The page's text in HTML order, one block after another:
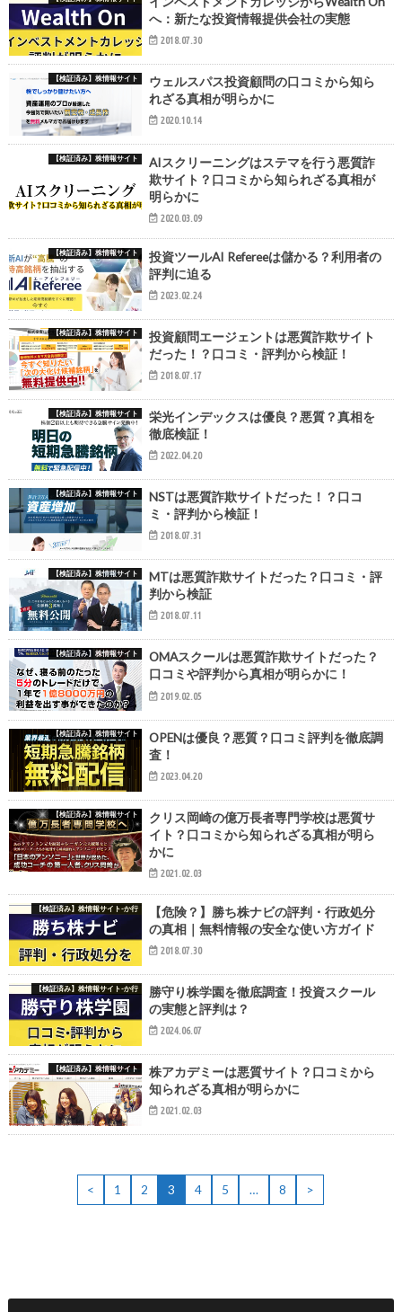
へ：新たな投資情報提供会社の実態
2018.07.30
【検証済み】株情報サイト
ウェルスパス投資顧問の口コミから知ら
れざる真相が明らかに
2020.10.14
【検証済み】株情報サイト
AIスクリーニングはステマを行う悪質詐
欺サイト？口コミから知られざる真相が
明らかに
2020.03.09
【検証済み】株情報サイト
投資ツールAI Refereeは儲かる？利用者の
評判に迫る
2023.02.24
【検証済み】株情報サイト
投資顧問エージェントは悪質詐欺サイト
だった！？口コミ・評判から検証！
2018.07.17
【検証済み】株情報サイト
栄光インデックスは優良？悪質？真相を
徹底検証！
2022.04.20
【検証済み】株情報サイト
NSTは悪質詐欺サイトだった！？口コ
ミ・評判から検証！
2018.07.31
【検証済み】株情報サイト
MTは悪質詐欺サイトだった？口コミ・評
判から検証
2018.07.11
【検証済み】株情報サイト
OMAスクールは悪質詐欺サイトだった？
口コミや評判から真相が明らかに！
2019.02.05
【検証済み】株情報サイト
OPENは優良？悪質？口コミ評判を徹底調
査！
2023.04.20
【検証済み】株情報サイト
クリス岡崎の億万長者専門学校は悪質サ
イト？口コミから知られざる真相が明ら
かに
2021.02.03
【検証済み】株情報サイト-か行
【危険？】勝ち株ナビの評判・行政処分
の真相｜無料情報の安全な使い方ガイド
2018.07.30
【検証済み】株情報サイト-か行
勝守り株学園を徹底調査！投資スクール
の実態と評判は？
2024.06.07
【検証済み】株情報サイト
株アカデミーは悪質サイト？口コミから
知られざる真相が明らかに
2021.02.03
< 1 2 3 4 5 … 8 >